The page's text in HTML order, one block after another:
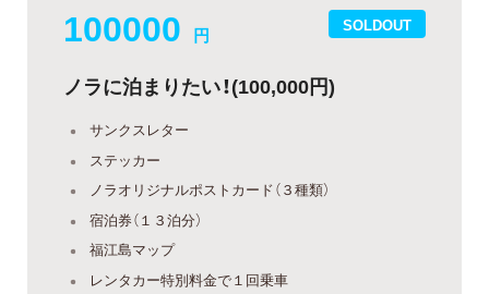
SOLDOUT
100000 円
ノラに泊まりたい！(100,000円)
サンクスレター
ステッカー
ノラオリジナルポストカード（３種類）
宿泊券（１３泊分）
福江島マップ
レンタカー特別料金で１回乗車